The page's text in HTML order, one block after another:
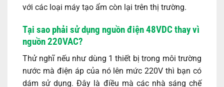
với các loại máy tạo ẩm còn lại trên thị trường.
Tại sao phải sử dụng nguồn điện 48VDC thay vì
nguồn 220VAC?
Thử nghĩ nếu như dùng 1 thiết bị trong môi trường
nước mà điện áp của nó lên mức 220V thì bạn có
dám sử dụng. Đây là điều mà các nhà sáng chế